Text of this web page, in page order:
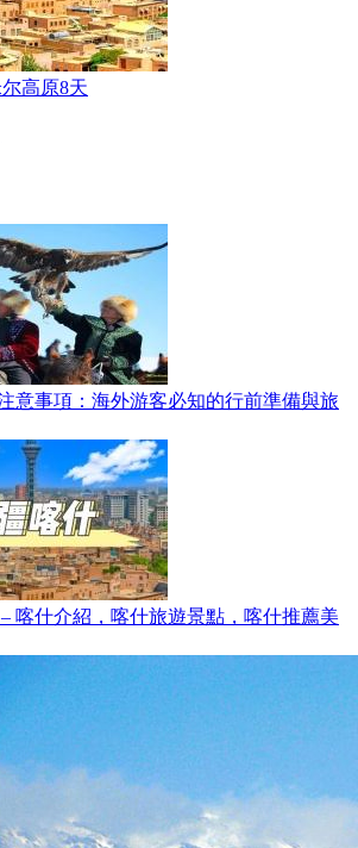
高原8天
意事項：海外游客必知的行前準備與旅
喀什介紹，喀什旅遊景點，喀什推薦美